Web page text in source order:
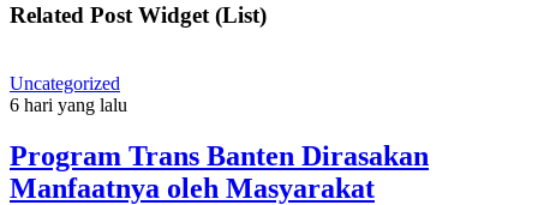
Related Post Widget (List)
Uncategorized
6 hari yang lalu
Program Trans Banten Dirasakan
Manfaatnya oleh Masyarakat